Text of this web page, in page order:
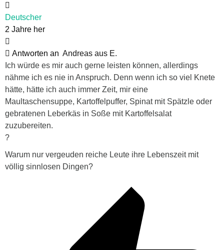
Deutscher
2 Jahre her
Antworten an Andreas aus E.
Ich würde es mir auch gerne leisten können, allerdings
nähme ich es nie in Anspruch. Denn wenn ich so viel Knete
hätte, hätte ich auch immer Zeit, mir eine
Maultaschensuppe, Kartoffelpuffer, Spinat mit Spätzle oder
gebratenen Leberkäs in Soße mit Kartoffelsalat
zuzubereiten.
?
Warum nur vergeuden reiche Leute ihre Lebenszeit mit
völlig sinnlosen Dingen?